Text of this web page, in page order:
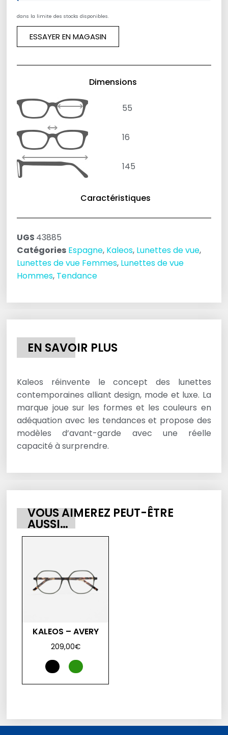
dans la limite des stocks disponibles.
ESSAYER EN MAGASIN
Dimensions
55
16
145
Caractéristiques
UGS 43885
Catégories Espagne, Kaleos, Lunettes de vue,
Lunettes de vue Femmes, Lunettes de vue
Hommes, Tendance
EN SAVOIR PLUS
Kaleos réinvente le concept des lunettes
contemporaines alliant design, mode et luxe. La
marque joue sur les formes et les couleurs en
adéquation avec les tendances et propose des
modèles d’avant-garde avec une réelle
capacité à surprendre.
VOUS AIMEREZ PEUT-ÊTRE
AUSSI…
KALEOS – AVERY
209,00€